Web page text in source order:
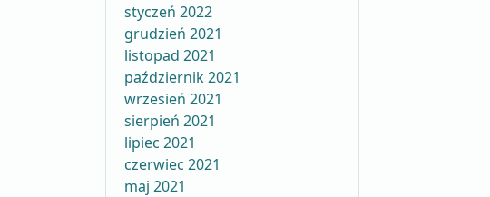
styczeń 2022
grudzień 2021
listopad 2021
październik 2021
wrzesień 2021
sierpień 2021
lipiec 2021
czerwiec 2021
maj 2021